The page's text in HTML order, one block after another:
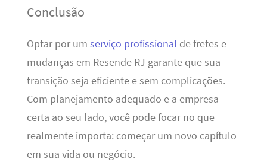
Conclusão
Optar por um serviço profissional de fretes e
mudanças em Resende RJ garante que sua
transição seja eficiente e sem complicações.
Com planejamento adequado e a empresa
certa ao seu lado, você pode focar no que
realmente importa: começar um novo capítulo
em sua vida ou negócio.